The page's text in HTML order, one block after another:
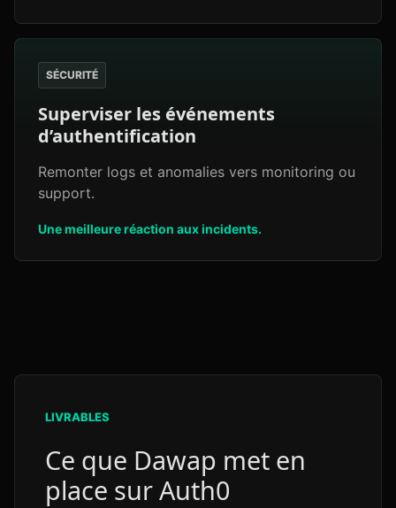
SÉCURITÉ
Superviser les événements
d’authentification
Remonter logs et anomalies vers monitoring ou
support.
Une meilleure réaction aux incidents.
LIVRABLES
Ce que Dawap met en
place sur Auth0